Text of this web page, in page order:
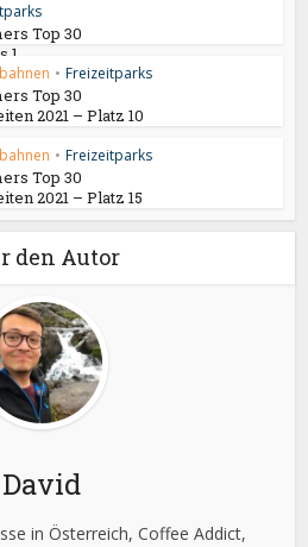
Top 30
1
• Freizeitparks
Top 30
2021 – Platz 10
• Freizeitparks
Top 30
2021 – Platz 15
den Autor
David
in Österreich, Coffee Addict,